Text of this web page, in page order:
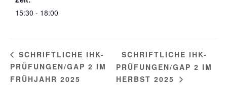
15:30 - 18:00
SCHRIFTLICHE IHK-
PRÜFUNGEN/GAP 2 IM
FRÜHJAHR 2025
SCHRIFTLICHE IHK-
PRÜFUNGEN/GAP 2 IM
HERBST 2025